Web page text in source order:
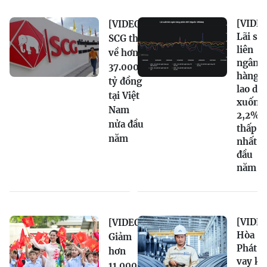
[VIDEO]
SCG thu
về hơn
37.000
tỷ đồng
tại Việt
Nam
nửa đầu
năm
Lãi
liên
ngân
hàng
lao dốc
xuống
2,2%,
thấp
nhất
đầu
năm
[VIDEO]
Giảm
hơn
Hòa
Phát
vay kỷ